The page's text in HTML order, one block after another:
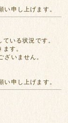
い申し上げます。
いる状況です。
す。
ざいません。
い申し上げます。